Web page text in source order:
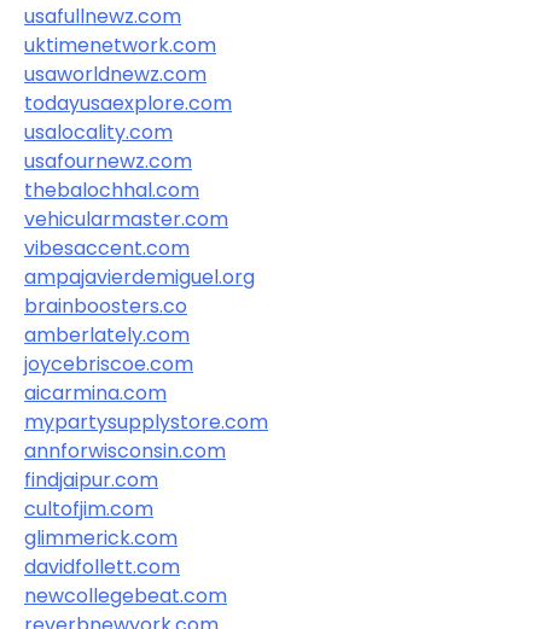
usafullnewz.com
uktimenetwork.com
usaworldnewz.com
todayusaexplore.com
usalocality.com
usafournewz.com
thebalochhal.com
vehicularmaster.com
vibesaccent.com
ampajavierdemiguel.org
brainboosters.co
amberlately.com
joycebriscoe.com
aicarmina.com
mypartysupplystore.com
annforwisconsin.com
findjaipur.com
cultofjim.com
glimmerick.com
davidfollett.com
newcollegebeat.com